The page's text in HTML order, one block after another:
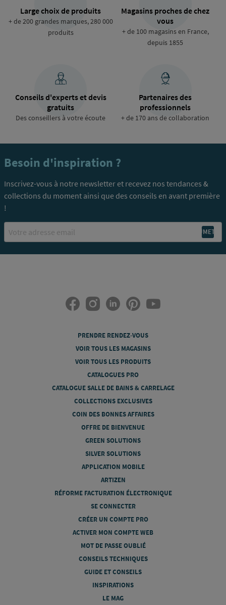
Large choix de produits
+ de 200 grandes marques, 280 000
produits
Magasins proches de chez
vous
+ de 100 magasins en France,
depuis 1855
Conseils d'experts et devis
gratuits
Des conseillers à votre écoute
Partenaires des
professionnels
+ de 170 ans de collaboration
Besoin d'inspiration ?
Inscrivez-vous à notre newsletter et recevez nos tendances &
collections du moment ainsi que des conseils en avant première
!
PRENDRE RENDEZ-VOUS
VOIR TOUS LES MAGASINS
VOIR TOUS LES PRODUITS
CATALOGUES PRO
CATALOGUE SALLE DE BAINS & CARRELAGE
COLLECTIONS EXCLUSIVES
COIN DES BONNES AFFAIRES
OFFRE DE BIENVENUE
GREEN SOLUTIONS
SILVER SOLUTIONS
APPLICATION MOBILE
ARTIZEN
RÉFORME FACTURATION ÉLECTRONIQUE
SE CONNECTER
CRÉER UN COMPTE PRO
ACTIVER MON COMPTE WEB
MOT DE PASSE OUBLIÉ
CONSEILS TECHNIQUES
GUIDE ET CONSEILS
INSPIRATIONS
LE MAG